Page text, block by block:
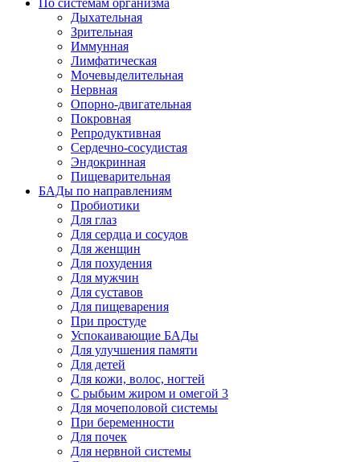
По системам организма
Дыхательная
Зрительная
Иммунная
Лимфатическая
Мочевыделительная
Нервная
Опорно-двигательная
Покровная
Репродуктивная
Сердечно-сосудистая
Эндокринная
Пищеварительная
БАДы по направлениям
Пробиотики
Для глаз
Для сердца и сосудов
Для женщин
Для похудения
Для мужчин
Для суставов
Для пищеварения
При простуде
Успокаивающие БАДы
Для улучшения памяти
Для детей
Для кожи, волос, ногтей
С рыбьим жиром и омегой 3
Для мочеполовой системы
При беременности
Для почек
Для нервной системы